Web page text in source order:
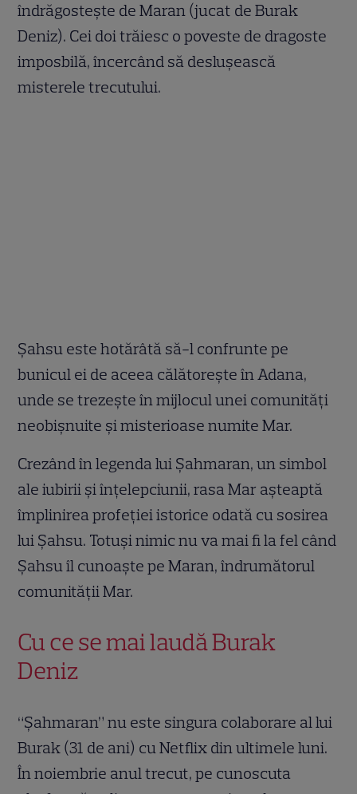
îndrăgostește de Maran (jucat de Burak
Deniz). Cei doi trăiesc o poveste de dragoste
imposbilă, încercând să deslușească
misterele trecutului.
Șahsu este hotărâtă să-l confrunte pe
bunicul ei de aceea călătorește în Adana,
unde se trezește în mijlocul unei comunități
neobișnuite și misterioase numite Mar.
Crezând în legenda lui Șahmaran, un simbol
ale iubirii și înțelepciunii, rasa Mar așteaptă
împlinirea profeției istorice odată cu sosirea
lui Şahsu. Totuși nimic nu va mai fi la fel când
Şahsu îl cunoaște pe Maran, îndrumătorul
comunităţii Mar.
Cu ce se mai laudă Burak
Deniz
“Șahmaran” nu este singura colaborare al lui
Burak (31 de ani) cu Netflix din ultimele luni.
În noiembrie anul trecut, pe cunoscuta